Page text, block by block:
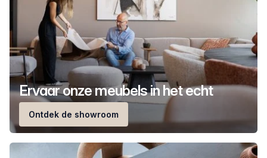
Ervaar onze meubels in het echt
Ontdek de showroom